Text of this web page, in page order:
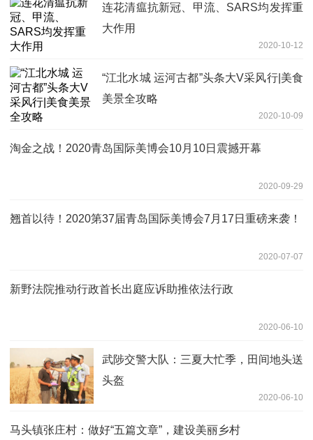
连花清瘟抗新冠、甲流、SARS均发挥重
大作用
2020-10-12
“江北水城 运河古都”头条大V采风行|美食
美景全攻略
2020-10-09
淘金之战！2020青岛国际美博会10月10日震撼开幕
2020-09-29
翘首以待！2020第37届青岛国际美博会7月17日重磅来袭！
2020-07-07
新野法院推动行政首长出庭应诉助推依法行政
2020-06-10
武陟交警大队：三夏大忙季，田间地头送
头盔
2020-06-10
马头镇张庄村：做好“五篇文章”，建设美丽乡村